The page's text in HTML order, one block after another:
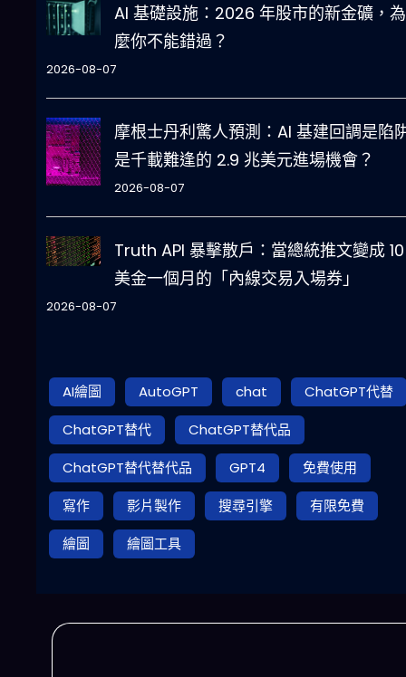
AI 基礎設施：2026 年股市的新金礦，
麼你不能錯過？
2026-08-07
摩根士丹利驚人預測：AI 基建回調是陷
是千載難逢的 2.9 兆美元進場機會？
2026-08-07
Truth API 暴擊散戶：當總統推文變成
美金一個月的「內線交易入場券」
2026-08-07
AI繪圖 AutoGPT chat
ChatGPT代替
ChatGPT替代
ChatGPT替代品
ChatGPT替代替代品
GPT4
免費使用
寫作
影片製作 搜尋引擎
有限免費
繪圖
繪圖工具